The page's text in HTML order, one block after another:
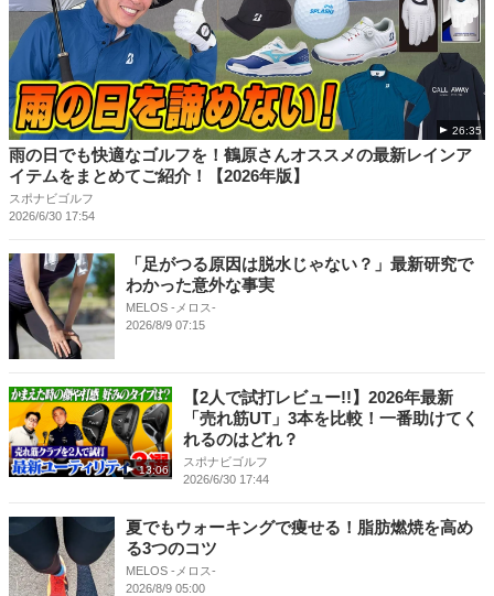
26:35
雨の日でも快適なゴルフを！鶴原さんオススメの最新レインア
イテムをまとめてご紹介！【2026年版】
スポナビゴルフ
2026/6/30 17:54
「足がつる原因は脱水じゃない？」最新研究で
わかった意外な事実
MELOS -メロス-
2026/8/9 07:15
13:06
【2人で試打レビュー!!】2026年最新
「売れ筋UT」3本を比較！一番助けてく
れるのはどれ？
スポナビゴルフ
2026/6/30 17:44
夏でもウォーキングで痩せる！脂肪燃焼を高め
る3つのコツ
MELOS -メロス-
2026/8/9 05:00